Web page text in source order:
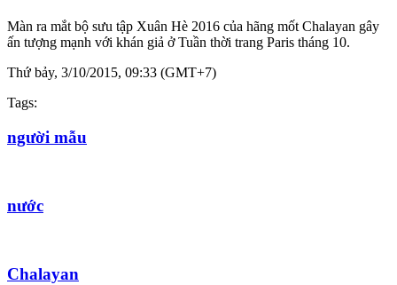
Màn ra mắt bộ sưu tập Xuân Hè 2016 của hãng mốt Chalayan gây
ấn tượng mạnh với khán giả ở Tuần thời trang Paris tháng 10.
Thứ bảy, 3/10/2015, 09:33 (GMT+7)
Tags:
người mẫu
nước
Chalayan